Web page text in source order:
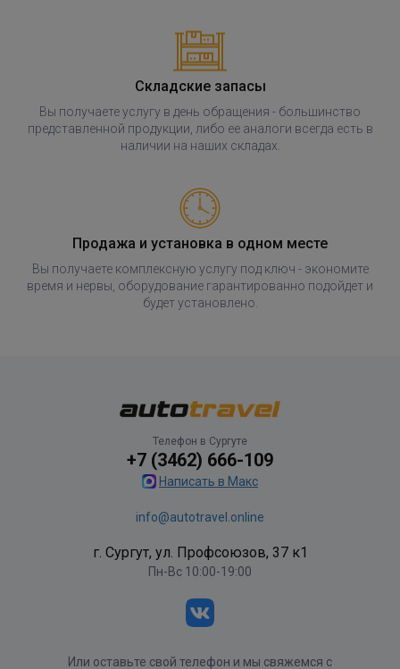
Складские запасы
Вы получаете услугу в день обращения - большинство
представленной продукции, либо ее аналоги всегда есть в
наличии на наших складах.
Продажа и установка в одном месте
Вы получаете комплексную услугу под ключ - экономите
время и нервы, оборудование гарантированно подойдет и
будет установлено.
Телефон в Сургуте
+7 (3462) 666-109
Написать в Макс
info@autotravel.online
г. Сургут, ул. Профсоюзов, 37 к1
Пн-Вс 10:00-19:00
Или оставьте свой телефон и мы свяжемся с